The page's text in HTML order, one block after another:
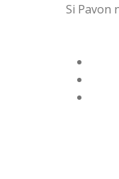
Si Pavon